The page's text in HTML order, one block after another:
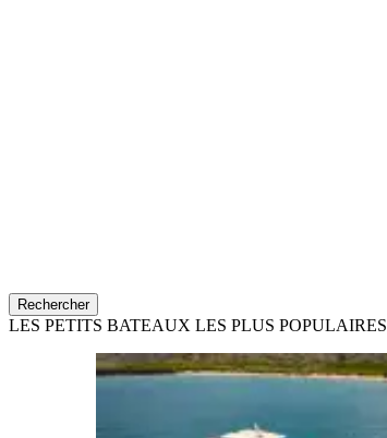
Rechercher
LES PETITS BATEAUX LES PLUS POPULAIRES